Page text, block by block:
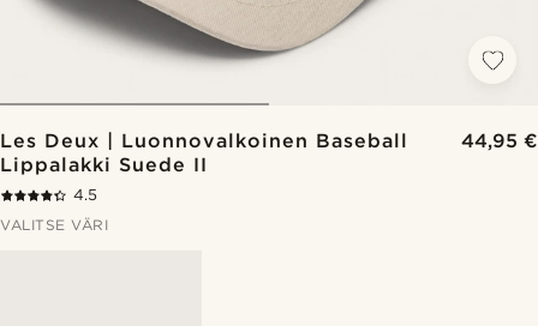
Les Deux | Luonnovalkoinen Baseball
Lippalakki Suede II
44,95 €
4.5
VALITSE VÄRI